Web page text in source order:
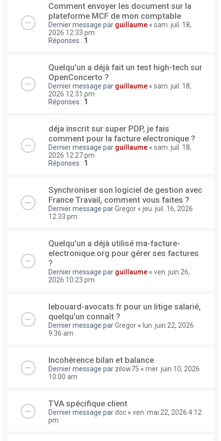
Comment envoyer les document sur la
plateforme MCF de mon comptable
Dernier message par guillaume « sam. juil. 18,
2026 12:33 pm
Réponses : 1
Quelqu'un a déjà fait un test high-tech sur
OpenConcerto ?
Dernier message par guillaume « sam. juil. 18,
2026 12:31 pm
Réponses : 1
déja inscrit sur super PDP, je fais
comment pour la facture electronique ?
Dernier message par guillaume « sam. juil. 18,
2026 12:27 pm
Réponses : 1
Synchroniser son logiciel de gestion avec
France Travail, comment vous faites ?
Dernier message parGregor « jeu. juil. 16, 2026
12:33 pm
Quelqu'un a déjà utilisé ma-facture-
electronique.org pour gérer ses factures
?
Dernier message par guillaume « ven. juin 26,
2026 10:23 pm
lebouard-avocats.fr pour un litige salarié,
quelqu’un connaît ?
Dernier message parGregor « lun. juin 22, 2026
9:36 am
Incohérence bilan et balance
Dernier message par zilow75 « mer. juin 10, 2026
10:00 am
TVA spécifique client
Dernier message pardoc « ven. mai 22, 2026 4:12
pm